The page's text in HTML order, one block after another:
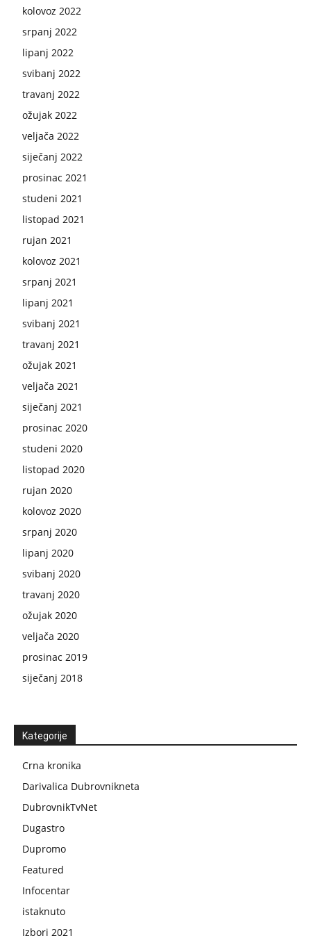
kolovoz 2022
srpanj 2022
lipanj 2022
svibanj 2022
travanj 2022
ožujak 2022
veljača 2022
siječanj 2022
prosinac 2021
studeni 2021
listopad 2021
rujan 2021
kolovoz 2021
srpanj 2021
lipanj 2021
svibanj 2021
travanj 2021
ožujak 2021
veljača 2021
siječanj 2021
prosinac 2020
studeni 2020
listopad 2020
rujan 2020
kolovoz 2020
srpanj 2020
lipanj 2020
svibanj 2020
travanj 2020
ožujak 2020
veljača 2020
prosinac 2019
siječanj 2018
Kategorije
Crna kronika
Darivalica Dubrovnikneta
DubrovnikTvNet
Dugastro
Dupromo
Featured
Infocentar
istaknuto
Izbori 2021